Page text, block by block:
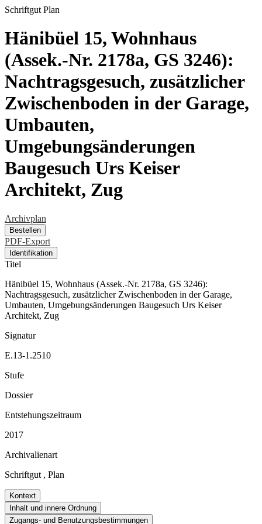
Schriftgut Plan
Hänibüel 15, Wohnhaus
(Assek.-Nr. 2178a, GS 3246):
Nachtragsgesuch, zusätzlicher
Zwischenboden in der Garage,
Umbauten,
Umgebungsänderungen
Baugesuch Urs Keiser
Architekt, Zug
Archivplan
Bestellen
PDF-Export
Identifikation
Titel
Hänibüel 15, Wohnhaus (Assek.-Nr. 2178a, GS 3246):
Nachtragsgesuch, zusätzlicher Zwischenboden in der Garage,
Umbauten, Umgebungsänderungen Baugesuch Urs Keiser
Architekt, Zug
Signatur
E.13-1.2510
Stufe
Dossier
Entstehungszeitraum
2017
Archivalienart
Schriftgut , Plan
Kontext
Inhalt und innere Ordnung
Zugangs- und Benutzungsbestimmungen